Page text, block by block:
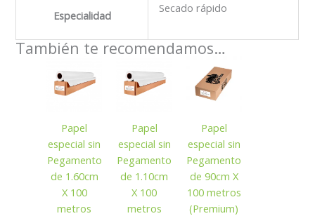
Especialidad
Secado rápido
También te recomendamos…
Papel
especial sin
Pegamento
de 1.60cm
X 100
metros
Papel
especial sin
Pegamento
de 1.10cm
X 100
metros
Papel
especial sin
Pegamento
de 90cm X
100 metros
(Premium)